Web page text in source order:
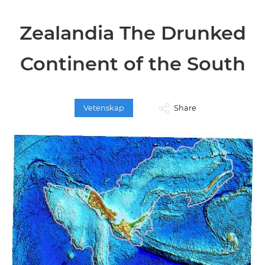
Zealandia The Drunked
Continent of the South
Vetenskap Share